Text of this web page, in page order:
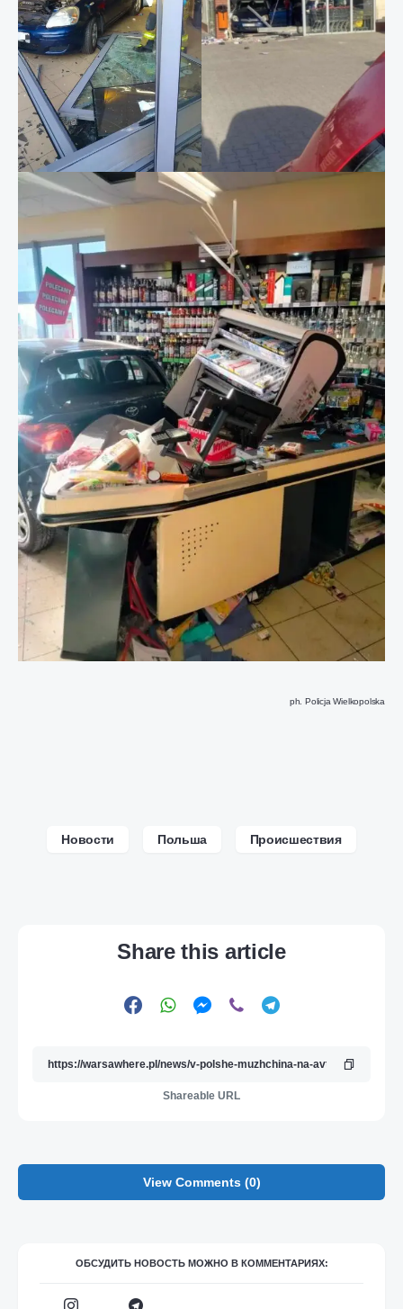
ph. Policja Wielkopolska
Новости Польша Происшествия
Share this article
Shareable URL
View Comments (0)
ОБСУДИТЬ НОВОСТЬ МОЖНО В КОММЕНТАРИЯХ: